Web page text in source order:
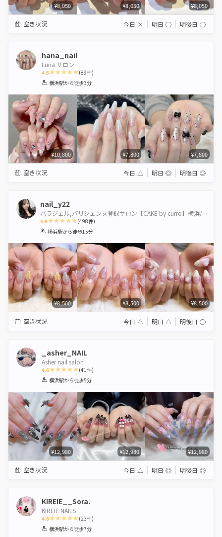
¥8,050 ¥8,050 ¥8,050
空き状況 今日 × 明日 ◯ 明後日 ◯
hana_nail
Luna サロン
4.5
1 2 3 4 5
(89件)
横浜駅から徒歩3分
¥10,800 ¥7,800 ¥7,800
空き状況 今日 △ 明日 ◎ 明後日 ◎
nail_y22
パラジェル,パリジェンヌ登録サロン【CAKE by curro】横浜/東神奈川店(ケイクバイクーロ）
4.9
1 2 3 4 5
(498件)
横浜駅から徒歩15分
¥8,500 ¥8,500 ¥8,500
空き状況 今日 △ 明日 △ 明後日 ◯
_asher_NAIL
Asher nail salon
4.6
1 2 3 4 5
(41件)
横浜駅から徒歩5分
¥12,980 ¥12,980 ¥12,980
空き状況 今日 △ 明日 ◎ 明後日 ◎
KIREIE__Sora.
KIREIE NAILS
4.6
1 2 3 4 5
(23件)
横浜駅から徒歩7分